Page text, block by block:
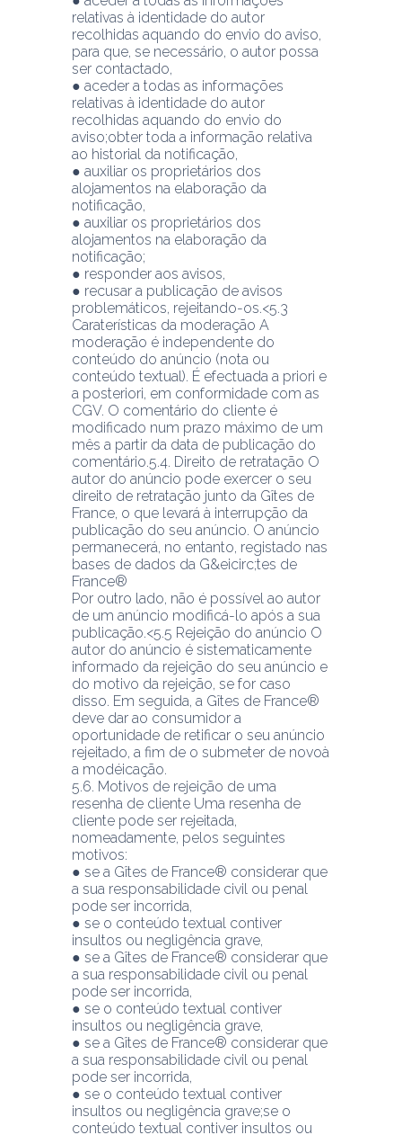
relativas à identidade do autor
recolhidas aquando do envio do aviso,
para que, se necessário, o autor possa
ser contactado,
● aceder a todas as informações
relativas à identidade do autor
recolhidas aquando do envio do
aviso;obter toda a informação relativa
ao historial da notificação,
● auxiliar os proprietários dos
alojamentos na elaboração da
notificação,
● auxiliar os proprietários dos
alojamentos na elaboração da
notificação;
● responder aos avisos,
● recusar a publicação de avisos
problemáticos, rejeitando-os.<5.3
Caraterísticas da moderação A
moderação é independente do
conteúdo do anúncio (nota ou
conteúdo textual). É efectuada a priori e
a posteriori, em conformidade com as
CGV. O comentário do cliente é
modificado num prazo máximo de um
mês a partir da data de publicação do
comentário.5.4. Direito de retratação O
autor do anúncio pode exercer o seu
direito de retratação junto da Gîtes de
France, o que levará à interrupção da
publicação do seu anúncio. O anúncio
permanecerá, no entanto, registado nas
bases de dados da G&eicirc;tes de
France®
Por outro lado, não é possível ao autor
de um anúncio modificá-lo após a sua
publicação.<5.5 Rejeição do anúncio O
autor do anúncio é sistematicamente
informado da rejeição do seu anúncio e
do motivo da rejeição, se for caso
disso. Em seguida, a Gîtes de France®
deve dar ao consumidor a
oportunidade de retificar o seu anúncio
rejeitado, a fim de o submeter de novoà
a modéicação.
5.6. Motivos de rejeição de uma
resenha de cliente Uma resenha de
cliente pode ser rejeitada,
nomeadamente, pelos seguintes
motivos:
● se a Gîtes de France® considerar que
a sua responsabilidade civil ou penal
pode ser incorrida,
● se o conteúdo textual contiver
insultos ou negligência grave,
● se a Gîtes de France® considerar que
a sua responsabilidade civil ou penal
pode ser incorrida,
● se o conteúdo textual contiver
insultos ou negligência grave,
● se a Gîtes de France® considerar que
a sua responsabilidade civil ou penal
pode ser incorrida,
● se o conteúdo textual contiver
insultos ou negligência grave;se o
conteúdo textual contiver insultos ou